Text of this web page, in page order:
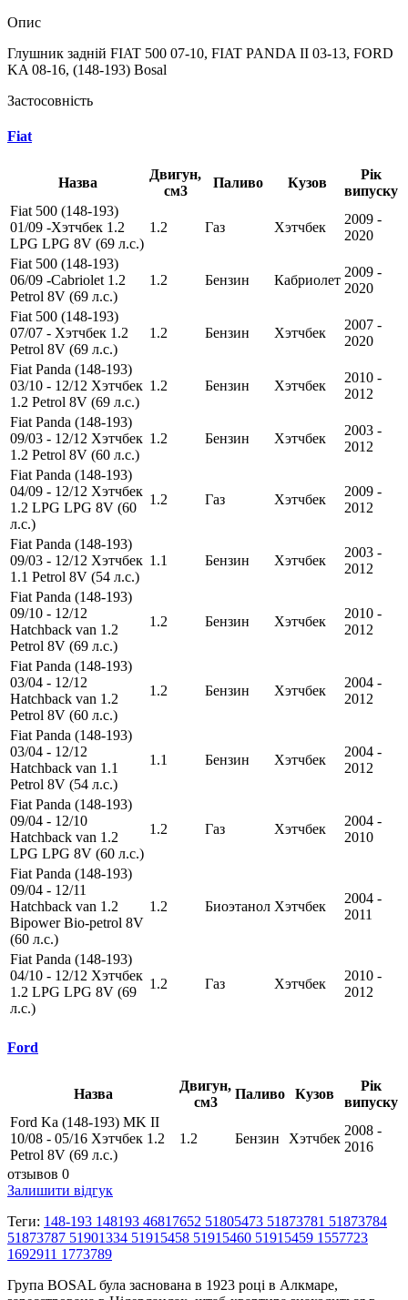
Опис
Глушник задній FIAT 500 07-10, FIAT PANDA II 03-13, FORD
KA 08-16, (148-193) Bosal
Застосовність
Fiat
Назва
Двигун,
см3
Паливо Кузов
Рік
випуску
Fiat 500 (148-193)
01/09 -Хэтчбек 1.2
LPG LPG 8V (69 л.с.)
1.2 Газ Хэтчбек
2009 -
2020
Fiat 500 (148-193)
06/09 -Cabriolet 1.2
Petrol 8V (69 л.с.)
1.2 Бензин Кабриолет
2009 -
2020
Fiat 500 (148-193)
07/07 - Хэтчбек 1.2
Petrol 8V (69 л.с.)
1.2 Бензин Хэтчбек
2007 -
2020
Fiat Panda (148-193)
03/10 - 12/12 Хэтчбек
1.2 Petrol 8V (69 л.с.)
1.2 Бензин Хэтчбек
2010 -
2012
Fiat Panda (148-193)
09/03 - 12/12 Хэтчбек
1.2 Petrol 8V (60 л.с.)
1.2 Бензин Хэтчбек
2003 -
2012
Fiat Panda (148-193)
04/09 - 12/12 Хэтчбек
1.2 LPG LPG 8V (60
л.с.)
1.2 Газ Хэтчбек
2009 -
2012
Fiat Panda (148-193)
09/03 - 12/12 Хэтчбек
1.1 Petrol 8V (54 л.с.)
1.1 Бензин Хэтчбек
2003 -
2012
Fiat Panda (148-193)
09/10 - 12/12
Hatchback van 1.2
Petrol 8V (69 л.с.)
1.2 Бензин Хэтчбек
2010 -
2012
Fiat Panda (148-193)
03/04 - 12/12
Hatchback van 1.2
Petrol 8V (60 л.с.)
1.2 Бензин Хэтчбек
2004 -
2012
Fiat Panda (148-193)
03/04 - 12/12
Hatchback van 1.1
Petrol 8V (54 л.с.)
1.1 Бензин Хэтчбек
2004 -
2012
Fiat Panda (148-193)
09/04 - 12/10
Hatchback van 1.2
LPG LPG 8V (60 л.с.)
1.2 Газ Хэтчбек
2004 -
2010
Fiat Panda (148-193)
09/04 - 12/11
Hatchback van 1.2
Bipower Bio-petrol 8V
(60 л.с.)
1.2 Биоэтанол Хэтчбек
2004 -
2011
Fiat Panda (148-193)
04/10 - 12/12 Хэтчбек
1.2 LPG LPG 8V (69
л.с.)
1.2 Газ Хэтчбек
2010 -
2012
Ford
Назва
Двигун,
см3
Паливо Кузов
Рік
випуску
Ford Ka (148-193) MK II
10/08 - 05/16 Хэтчбек 1.2
Petrol 8V (69 л.с.)
1.2 Бензин Хэтчбек
2008 -
2016
отзывов 0
Залишити відгук
Теги: 148-193 148193 46817652 51805473 51873781 51873784
51873787 51901334 51915458 51915460 51915459 1557723
1692911 1773789
Група BOSAL була заснована в 1923 році в Алкмаре,